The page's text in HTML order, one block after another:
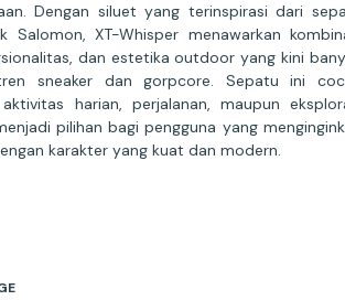
Dengan siluet yang terinspirasi dari
Salomon, XT-Whisper menawarkan
dan estetika outdoor yang kini
sneaker dan gorpcore. Sepatu ini
harian, perjalanan, maupun
pilihan bagi pengguna yang
karakter yang kuat dan modern.